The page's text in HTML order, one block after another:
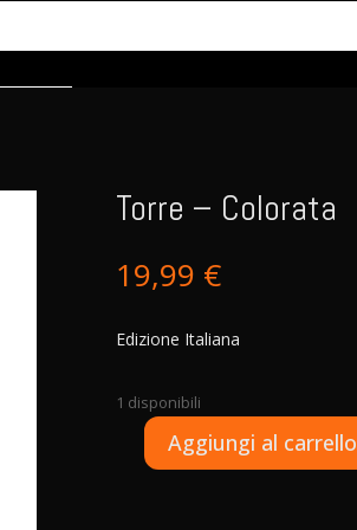
Torre – Colorata
19,99 €
Edizione Italiana
1 disponibili
Torre
Aggiungi al carrello